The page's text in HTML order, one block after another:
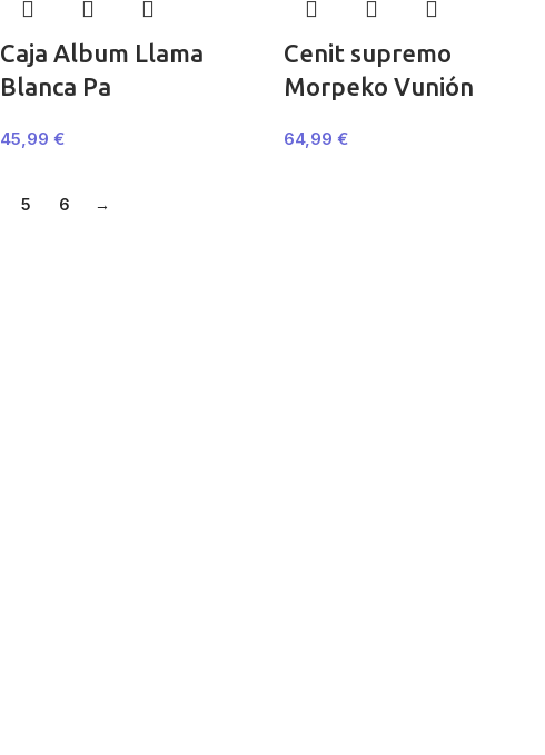
Caja Album Llama
Blanca Pa
45,99 €
Cenit supremo
Morpeko Vunión
64,99 €
5 6 →